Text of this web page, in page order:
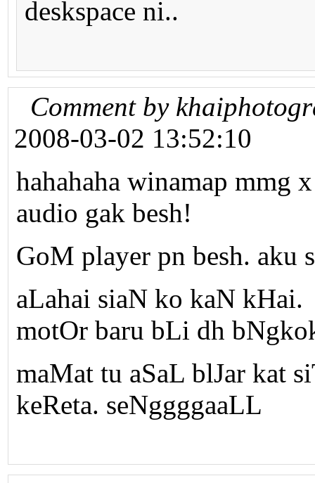
deskspace ni..
Comment by
2008-03-02 13:52:10
hahahaha winamap mmg
audio gak besh!
GoM player pn besh. aku
aLahai siaN ko kaN kHai.
motOr baru bLi dh
maMat tu aSaL blJar kat
keReta. seNggggaaLL